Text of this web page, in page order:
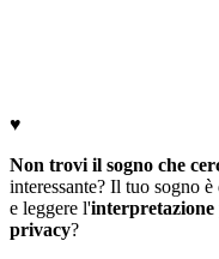
♥
Non trovi il sogno che
interessante? Il tuo sogno
e leggere l'interpretazione
privacy?